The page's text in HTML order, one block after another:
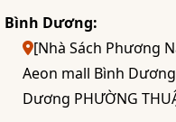
Bình Dương:
[Nhà Sách Phương
Aeon mall Bình
Dương PHƯỜNG